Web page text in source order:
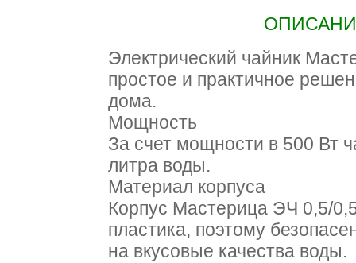
Электрический чайник
простое и практичное
дома.
Мощность
За счет мощности в 500 Вт
литра воды.
Материал корпуса
Корпус Мастерица ЭЧ 0,5/
пластика, поэтому
на вкусовые качества воды.